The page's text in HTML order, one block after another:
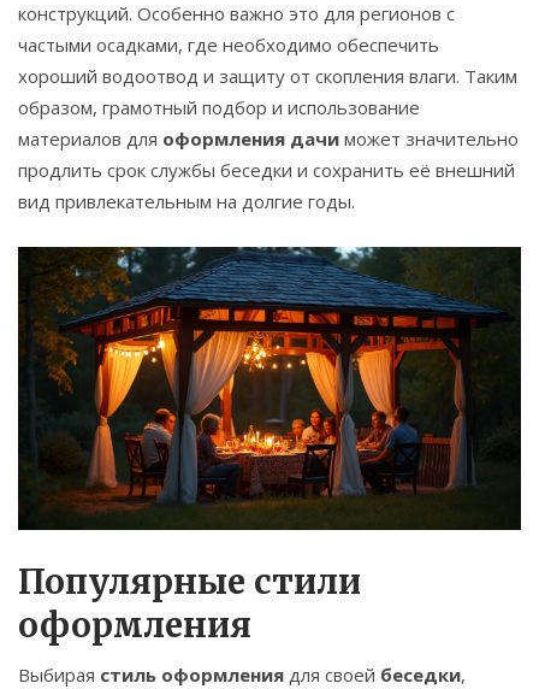
конструкций. Особенно важно это для регионов с
частыми осадками, где необходимо обеспечить
хороший водоотвод и защиту от скопления влаги. Таким
образом, грамотный подбор и использование
материалов для оформления дачи может значительно
продлить срок службы беседки и сохранить её внешний
вид привлекательным на долгие годы.
Популярные стили
оформления
Выбирая стиль оформления для своей беседки,